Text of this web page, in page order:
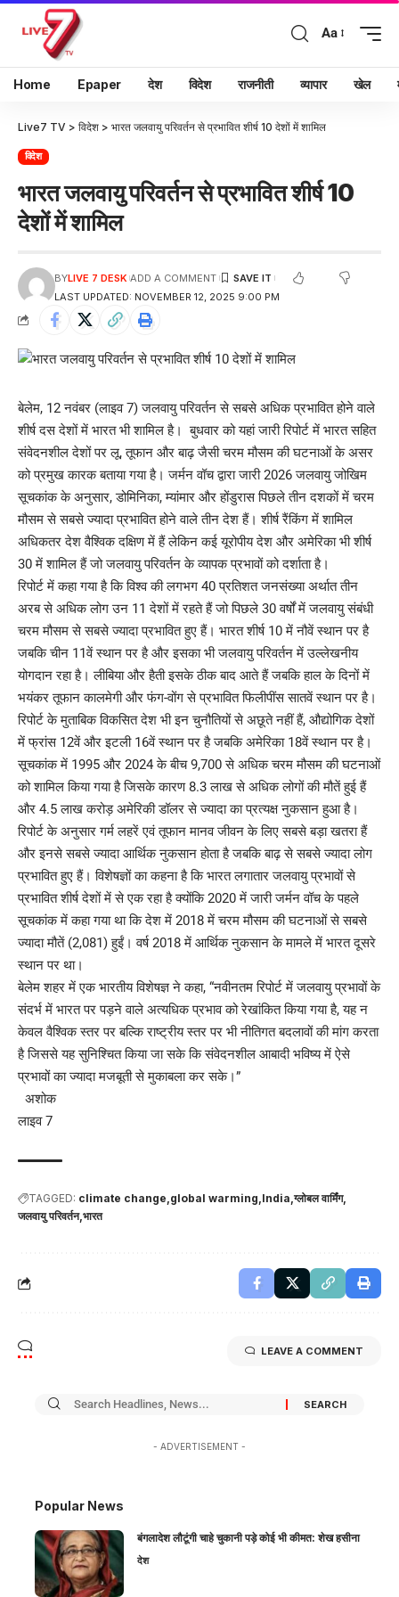
Aa
Home Epaper देश विदेश राजनीती व्यापार खेल
Live7 TV > विदेश > भारत जलवायु परिवर्तन से प्रभावित शीर्ष 10 देशों में शामिल
विदेश
भारत जलवायु परिवर्तन से प्रभावित शीर्ष 10
देशों में शामिल
LAST UPDATED: NOVEMBER 12, 2025 9:00 PM
BYLIVE 7 DESK ADD A COMMENT
बेलेम, 12 नवंबर (लाइव 7) जलवायु परिवर्तन से सबसे अधिक प्रभावित होने वाले
शीर्ष दस देशों में भारत भी शामिल है। बुधवार को यहां जारी रिपोर्ट में भारत सहित
संवेदनशील देशों पर लू, तूफान और बाढ़ जैसी चरम मौसम की घटनाओं के असर
को प्रमुख कारक बताया गया है। जर्मन वॉच द्वारा जारी 2026 जलवायु जोखिम
सूचकांक के अनुसार, डोमिनिका, म्यांमार और होंडुरास पिछले तीन दशकों में चरम
मौसम से सबसे ज्यादा प्रभावित होने वाले तीन देश हैं। शीर्ष रैंकिंग में शामिल
अधिकतर देश वैश्विक दक्षिण में हैं लेकिन कई यूरोपीय देश और अमेरिका भी शीर्ष
30 में शामिल हैं जो जलवायु परिवर्तन के व्यापक प्रभावों को दर्शाता है।
रिपोर्ट में कहा गया है कि विश्व की लगभग 40 प्रतिशत जनसंख्या अर्थात तीन
अरब से अधिक लोग उन 11 देशों में रहते हैं जो पिछले 30 वर्षों में जलवायु संबंधी
चरम मौसम से सबसे ज्यादा प्रभावित हुए हैं। भारत शीर्ष 10 में नौवें स्थान पर है
जबकि चीन 11वें स्थान पर है और इसका भी जलवायु परिवर्तन में उल्लेखनीय
योगदान रहा है। लीबिया और हैती इसके ठीक बाद आते हैं जबकि हाल के दिनों में
भयंकर तूफान कालमेगी और फंग-वोंग से प्रभावित फिलीपींस सातवें स्थान पर है।
रिपोर्ट के मुताबिक विकसित देश भी इन चुनौतियों से अछूते नहीं हैं, औद्योगिक देशों
में फ्रांस 12वें और इटली 16वें स्थान पर है जबकि अमेरिका 18वें स्थान पर है।
सूचकांक में 1995 और 2024 के बीच 9,700 से अधिक चरम मौसम की घटनाओं
को शामिल किया गया है जिसके कारण 8.3 लाख से अधिक लोगों की मौतें हुई हैं
और 4.5 लाख करोड़ अमेरिकी डॉलर से ज्यादा का प्रत्यक्ष नुकसान हुआ है।
रिपोर्ट के अनुसार गर्म लहरें एवं तूफान मानव जीवन के लिए सबसे बड़ा खतरा हैं
और इनसे सबसे ज्यादा आर्थिक नुकसान होता है जबकि बाढ़ से सबसे ज्यादा लोग
प्रभावित हुए हैं। विशेषज्ञों का कहना है कि भारत लगातार जलवायु प्रभावों से
प्रभावित शीर्ष देशों में से एक रहा है क्योंकि 2020 में जारी जर्मन वॉच के पहले
सूचकांक में कहा गया था कि देश में 2018 में चरम मौसम की घटनाओं से सबसे
ज्यादा मौतें (2,081) हुईं। वर्ष 2018 में आर्थिक नुकसान के मामले में भारत दूसरे
स्थान पर था।
बेलेम शहर में एक भारतीय विशेषज्ञ ने कहा, “नवीनतम रिपोर्ट में जलवायु प्रभावों के
संदर्भ में भारत पर पड़ने वाले अत्यधिक प्रभाव को रेखांकित किया गया है, यह न
केवल वैश्विक स्तर पर बल्कि राष्ट्रीय स्तर पर भी नीतिगत बदलावों की मांग करता
है जिससे यह सुनिश्चित किया जा सके कि संवेदनशील आबादी भविष्य में ऐसे
प्रभावों का ज्यादा मजबूती से मुकाबला कर सके।”
अशोक
लाइव 7
TAGGED: climate change global warming India ग्लोबल वार्मिंग
जलवायु परिवर्तन भारत
LEAVE A COMMENT
- ADVERTISEMENT -
Popular News
बंगलादेश लौटूंगी चाहे चुकानी पड़े कोई भी कीमत: शेख हसीना
देश